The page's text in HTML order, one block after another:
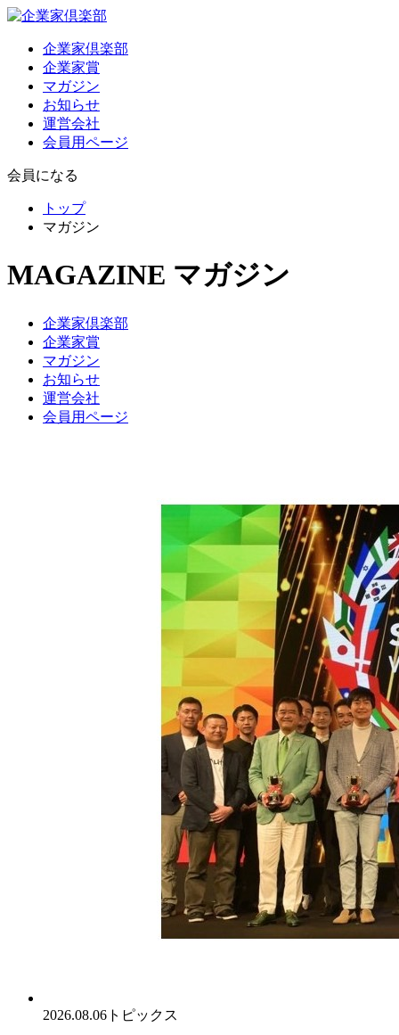
企業家倶楽部
企業家賞
マガジン
お知らせ
運営会社
会員用ページ
会員になる
トップ
マガジン
MAGAZINE マガジン
企業家倶楽部
企業家賞
マガジン
お知らせ
運営会社
会員用ページ
2026.08.06 トピックス